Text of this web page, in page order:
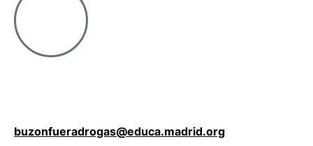
buzonfueradrogas@educa.madrid.org